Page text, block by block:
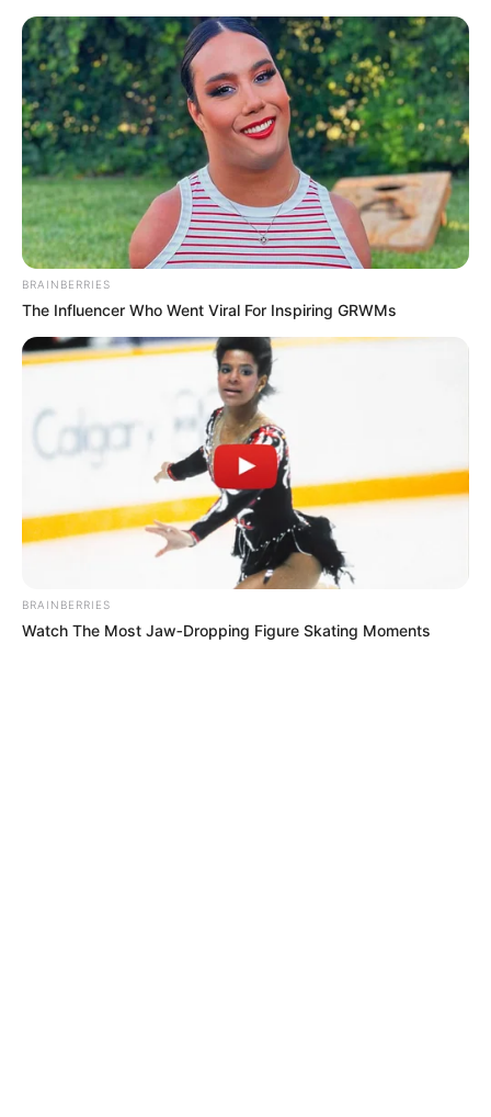
ACTIVAR AHORA
TEMAS DESTACADOS
SARAMPIÓN AVENIDA AMBALÁ
IBAGUÉ
PARQUE DE DIVERSIONES
ELECCIONES PRESIDENCIALES
FENÓMENO DEL NIÑO
BRAINBERRIES
The Influencer Who Went Viral For Inspiring GRWMs
BRAINBERRIES
Watch The Most Jaw‑Dropping Figure Skating Moments